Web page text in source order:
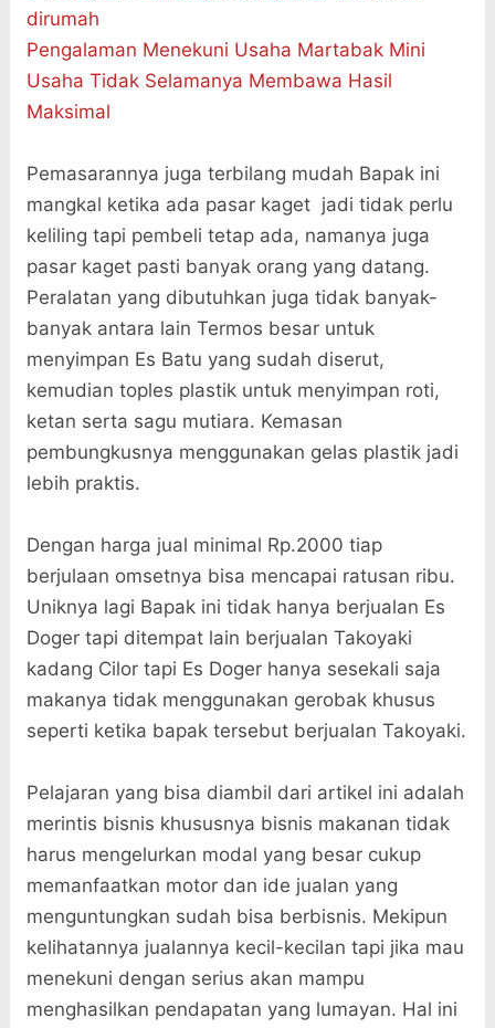
dirumah
Pengalaman Menekuni Usaha Martabak Mini
Usaha Tidak Selamanya Membawa Hasil
Maksimal
Pemasarannya juga terbilang mudah Bapak ini
mangkal ketika ada pasar kaget jadi tidak perlu
keliling tapi pembeli tetap ada, namanya juga
pasar kaget pasti banyak orang yang datang.
Peralatan yang dibutuhkan juga tidak banyak-
banyak antara lain Termos besar untuk
menyimpan Es Batu yang sudah diserut,
kemudian toples plastik untuk menyimpan roti,
ketan serta sagu mutiara. Kemasan
pembungkusnya menggunakan gelas plastik jadi
lebih praktis.
Dengan harga jual minimal Rp.2000 tiap
berjulaan omsetnya bisa mencapai ratusan ribu.
Uniknya lagi Bapak ini tidak hanya berjualan Es
Doger tapi ditempat lain berjualan Takoyaki
kadang Cilor tapi Es Doger hanya sesekali saja
makanya tidak menggunakan gerobak khusus
seperti ketika bapak tersebut berjualan Takoyaki.
Pelajaran yang bisa diambil dari artikel ini adalah
merintis bisnis khususnya bisnis makanan tidak
harus mengelurkan modal yang besar cukup
memanfaatkan motor dan ide jualan yang
menguntungkan sudah bisa berbisnis. Mekipun
kelihatannya jualannya kecil-kecilan tapi jika mau
menekuni dengan serius akan mampu
menghasilkan pendapatan yang lumayan. Hal ini